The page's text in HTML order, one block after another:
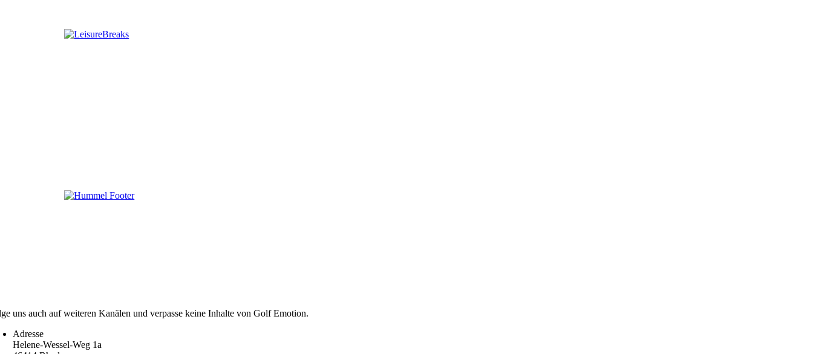
uns auch auf weiteren Kanälen und verpasse keine Inhalte von Golf Emotion.
Adresse
Helene-Wessel-Weg 1a